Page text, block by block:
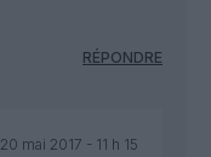
RÉPONDRE
20 mai 2017 - 11 h 15